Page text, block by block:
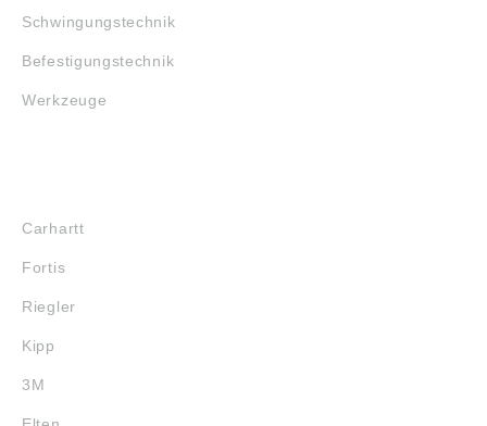
Schwingungstechnik
Befestigungstechnik
Werkzeuge
Carhartt
Fortis
Riegler
Kipp
3M